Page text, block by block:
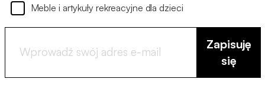
Meble i artykuły rekreacyjne dla dzieci
Zapisuję
się